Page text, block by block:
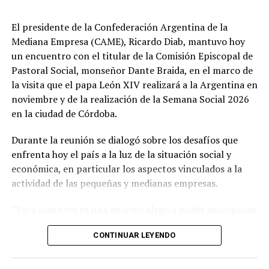
encargado de negocios.
Pese a que Milei ratificó sus críticas calificando a Lula de
"corrupto", desde la Cancillería argentina intentan
preservar la relación institucional. El canciller Pablo
Quirno calificó de "lamentable" la decisión de Brasil de
bajar el nivel de su representación.
Quirno afirmó en conferencia de prensa
que Argentina decidió no llevar el conflicto a una
instancia diplomática mayor. El funcionario sostuvo que
existían otros caminos para preservar el vínculo entre
El desarrollo de este ejercicio militar en la costa
bonaerense marcará la continuidad de la cooperación
técnica entre las fuerzas, más allá del distanciamiento
El presidente de la Confederación Argentina de la
Mediana Empresa (CAME), Ricardo Diab, mantuvo hoy
un encuentro con el titular de la Comisión Episcopal de
Pastoral Social, monseñor Dante Braida, en el marco de
la visita que el papa León XIV realizará a la Argentina en
noviembre y de la realización de la Semana Social 2026
en la ciudad de Córdoba.
Durante la reunión se dialogó sobre los desafíos que
enfrenta hoy el país a la luz de la situación social y
económica, en particular los aspectos vinculados a la
actividad de las pequeñas y medianas empresas.
la visita de Su Santidad”, dijo Diab, al tiempo que
manifestó que “se trata de una gran ocasión para todos
CONTINUAR LEYENDO